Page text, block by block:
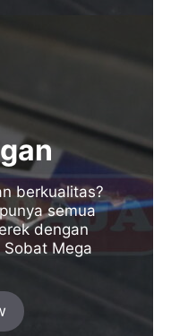
berkualitas?
semua
dengan
Mega